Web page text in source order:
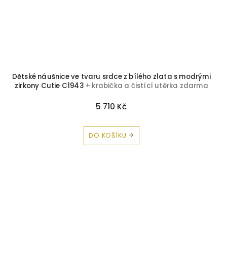
Dětské náušnice ve tvaru srdce z bílého zlata s modrými
zirkony Cutie C1943 + krabička a čistící utěrka zdarma
5 710 Kč
DO KOŠÍKU